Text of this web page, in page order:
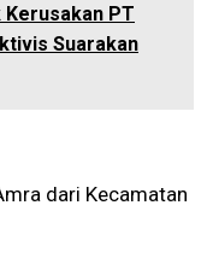
Kerusakan PT
Suarakan
dari Kecamatan